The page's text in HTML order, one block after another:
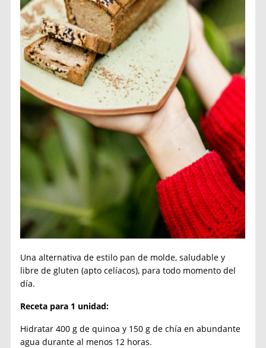
Una alternativa de estilo pan de molde, saludable y
libre de gluten (apto celíacos), para todo momento del
día.
Receta para 1 unidad:
Hidratar 400 g de quinoa y 150 g de chía en abundante
agua durante al menos 12 horas.